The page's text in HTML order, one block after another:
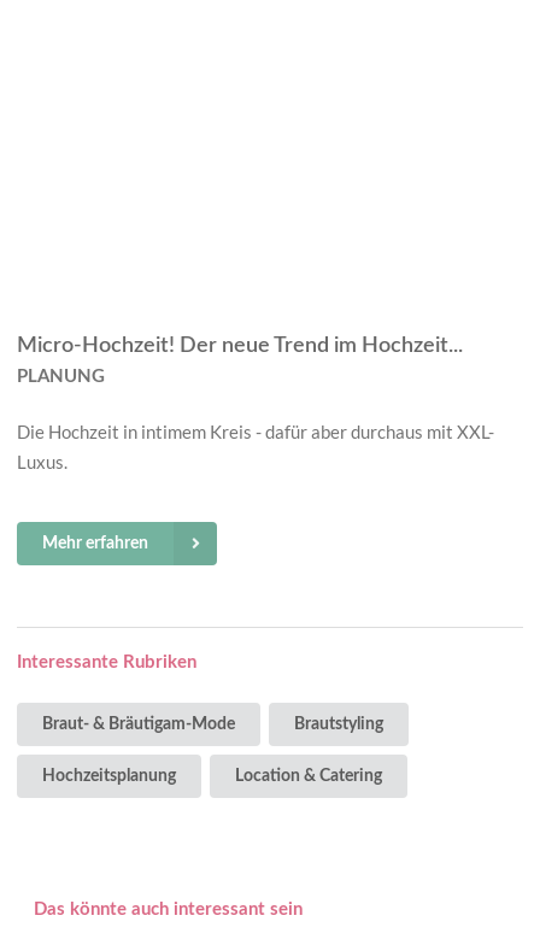
Micro-Hochzeit! Der neue Trend im Hochzeit...
PLANUNG
Die Hochzeit in intimem Kreis - dafür aber durchaus mit XXL-
Luxus.
Mehr erfahren
Interessante Rubriken
Braut- & Bräutigam-Mode Brautstyling
Hochzeitsplanung Location & Catering
Das könnte auch interessant sein